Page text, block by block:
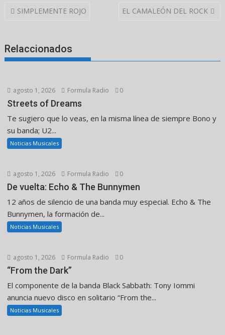
Navegación
SIMPLEMENTE ROJO EL CAMALEÓN DEL ROCK
Relaccionados
agosto 1, 2026 Formula Radio 0
Streets of Dreams
Te sugiero que lo veas, en la misma línea de siempre Bono y
su banda; U2...
Noticias Musicales
agosto 1, 2026 Formula Radio 0
De vuelta: Echo & The Bunnymen
12 años de silencio de una banda muy especial. Echo & The
Bunnymen, la formación de...
Noticias Musicales
agosto 1, 2026 Formula Radio 0
“From the Dark”
El componente de la banda Black Sabbath: Tony Iommi
anuncia nuevo disco en solitario “From the...
Noticias Musicales